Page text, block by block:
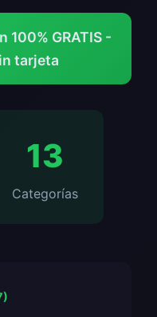
GRATIS -
tarjeta
13
Categorías